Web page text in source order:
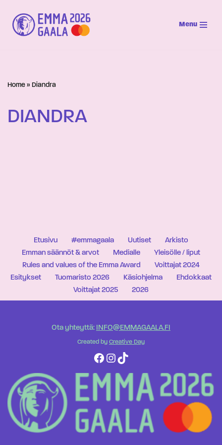
Siirry
suoraan
Menu
Home » Diandra
DIANDRA
Etusivu #emmagaala Uutiset
Arkisto
Emman säännöt & arvot
Medialle
Yleisölle / liput
Rules and values of the Emma Award
Voittajat 2024
Esitykset
Tuomaristo 2026 Käsiohjelma
Ehdokkaat
Voittajat 2025
2026
Ota yhteyttä: INFO@EMMAGAALA.FI
Created by Creative Day